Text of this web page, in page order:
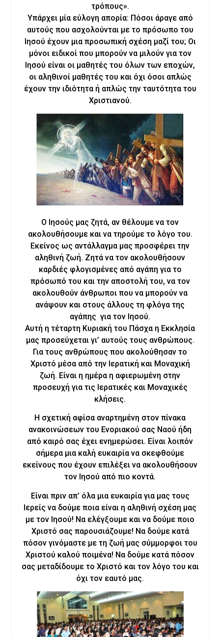
τρόπους».
Υπάρχει μία εύλογη απορία: Πόσοι άραγε από
αυτούς που ασχολούνται με το πρόσωπο του
Ιησού έχουν μια προσωπική σχέση μαζί του; Οι
μόνοι ειδικοί που μπορούν να μιλούν για τον
Ιησού είναι οι μαθητές του όλων των εποχών,
οι αληθινοί μαθητές του και όχι όσοι απλώς
έχουν την ιδιότητα ή απλώς την ταυτότητα του
Χριστιανού.
Ο Ιησούς μας ζητά, αν θέλουμε να τον
ακολουθήσουμε και να τηρούμε το λόγο του.
Εκείνος ως αντάλλαγμα μας προσφέρει την
αληθινή ζωή. Ζητά να τον ακολουθήσουν
καρδιές φλογισμένες από αγάπη για το
πρόσωπό του και την αποστολή του, να τον
ακολουθούν άνθρωποι που να μπορούν να
ανάψουν και στους άλλους τη φλόγα της
αγάπης για τον Ιησού.
Αυτή η τέταρτη Κυριακή του Πάσχα η Εκκλησία
μας προσεύχεται γι’ αυτούς τους ανθρώπους.
Για τους ανθρώπους που ακολούθησαν το
Χριστό μέσα από την Ιερατική και Μοναχική
ζωή. Είναι η ημέρα η αφιερωμένη στην
προσευχή για τις Ιερατικές και Μοναχικές
κλήσεις.
Η σχετική αφίσα αναρτημένη στον πίνακα
ανακοινώσεων του Ενοριακού σας Ναού ήδη
από καιρό σας έχει ενημερώσει. Είναι λοιπόν
σήμερα μια καλή ευκαιρία να σκεφθούμε
εκείνους που έχουν επιλέξει να ακολουθήσουν
τον Ιησού από πιο κοντά.
Είναι πριν απ’ όλα μια ευκαιρία για μας τους
Ιερείς να δούμε ποια είναι η αληθινή σχέση μας
με τον Ιησού! Να ελέγξουμε και να δούμε ποιο
Χριστό σας παρουσιάζουμε! Να δούμε κατά
πόσον γινόμαστε με τη ζωή μας σύμμορφοι του
Χριστού καλού ποιμένα! Να δούμε κατά πόσον
σας μεταδίδουμε το Χριστό και τον λόγο του και
όχι τον εαυτό μας.